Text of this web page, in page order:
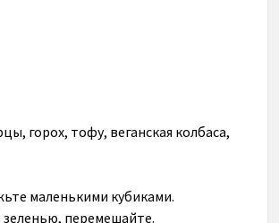
горох, тофу, веганская колбаса,
маленькими кубиками.
зеленью, перемешайте.